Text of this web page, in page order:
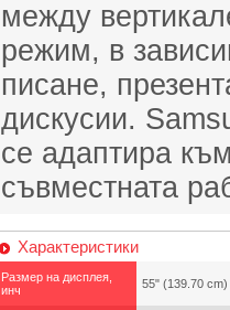
между
режим, в
писане,
дискусии.
се адаптира
съвместната
Характеристики
Размер на дисплея,
инч
55" (139.70 cm)